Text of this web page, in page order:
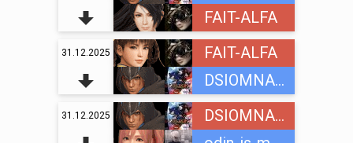
FAIT-ALFA
31.12.2025
FAIT-ALFA
DSIOMNAINC
31.12.2025
DSIOMNAINC